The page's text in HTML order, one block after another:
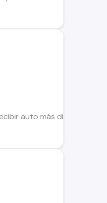
auto más diferencia a